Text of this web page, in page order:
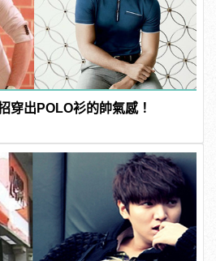
穿出POLO衫的帥氣感！